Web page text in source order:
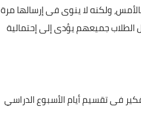
ولكنه لا ينوى فى إرسالها مرة
الطلاب جميعهم يؤدى إلى إحتمالية
فى تقسيم أيام الأسبوع الدراسي